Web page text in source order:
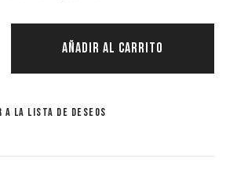
AÑADIR AL CARRITO
a la lista de deseos